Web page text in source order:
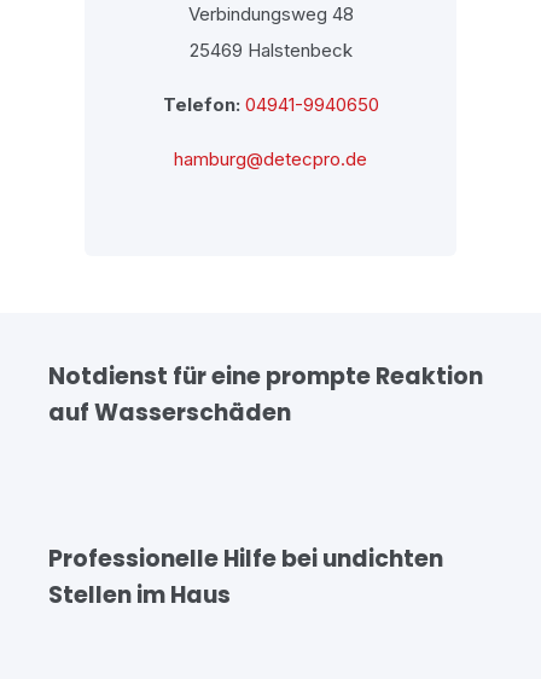
Verbindungsweg 48
25469 Halstenbeck
Telefon: 04941-9940650
hamburg@detecpro.de
Notdienst für eine prompte Reaktion
auf Wasserschäden
Professionelle Hilfe bei undichten
Stellen im Haus